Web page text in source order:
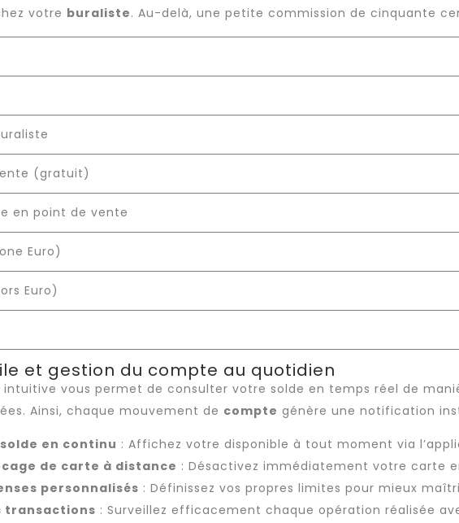
votre buraliste. Au-delà, une petite commission de cinquante
(gratuit)
en point de vente
Euro)
Euro)
et gestion du compte au quotidien
vous permet de consulter votre solde en temps réel de
Ainsi, chaque mouvement de compte génère une notification
en continu : Affichez votre disponible à tout moment via
de carte à distance : Désactivez immédiatement votre carte
personnalisés : Définissez vos propres limites pour mieux
transactions : Surveillez efficacement chaque opération réalisée